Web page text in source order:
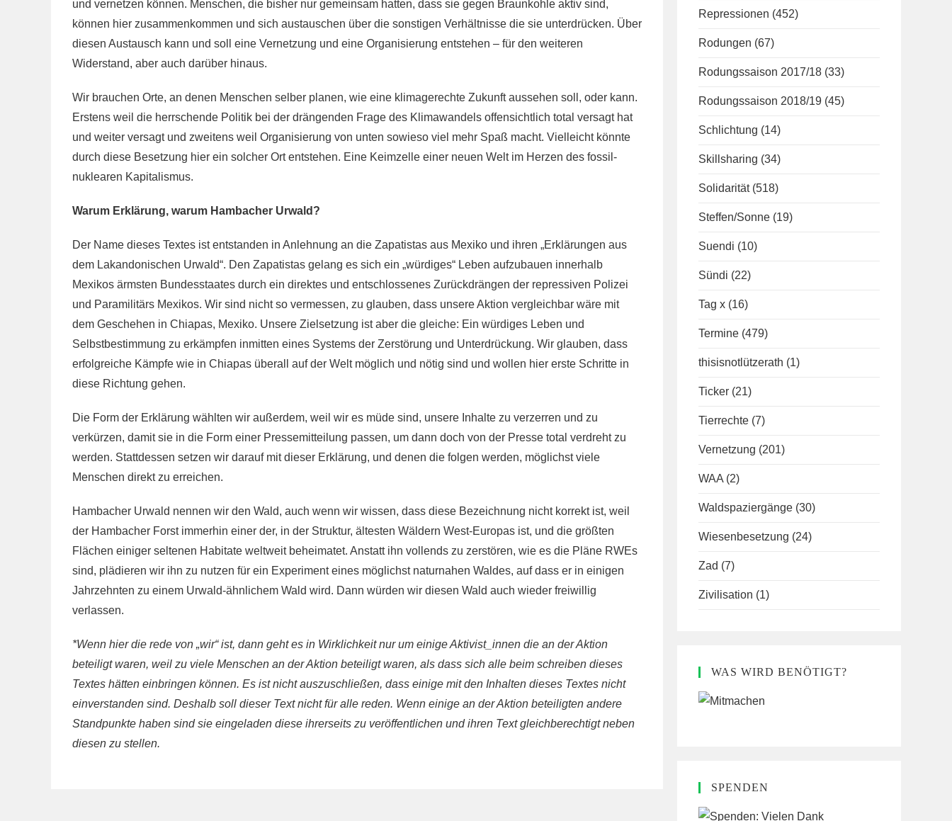
und vernetzen können. Menschen, die bisher nur gemeinsam hatten, dass sie gegen Braunkohle aktiv sind,
können hier zusammenkommen und sich austauschen über die sonstigen Verhältnisse die sie unterdrücken. Über
diesen Austausch kann und soll eine Vernetzung und eine Organisierung entstehen – für den weiteren
Widerstand, aber auch darüber hinaus.
Wir brauchen Orte, an denen Menschen selber planen, wie eine klimagerechte Zukunft aussehen soll, oder kann.
Erstens weil die herrschende Politik bei der drängenden Frage des Klimawandels offensichtlich total versagt hat
und weiter versagt und zweitens weil Organisierung von unten sowieso viel mehr Spaß macht. Vielleicht könnte
durch diese Besetzung hier ein solcher Ort entstehen. Eine Keimzelle einer neuen Welt im Herzen des fossil-
nuklearen Kapitalismus.
Warum Erklärung, warum Hambacher Urwald?
Der Name dieses Textes ist entstanden in Anlehnung an die Zapatistas aus Mexiko und ihren „Erklärungen aus
dem Lakandonischen Urwald“. Den Zapatistas gelang es sich ein „würdiges“ Leben aufzubauen innerhalb
Mexikos ärmsten Bundesstaates durch ein direktes und entschlossenes Zurückdrängen der repressiven Polizei
und Paramilitärs Mexikos. Wir sind nicht so vermessen, zu glauben, dass unsere Aktion vergleichbar wäre mit
dem Geschehen in Chiapas, Mexiko. Unsere Zielsetzung ist aber die gleiche: Ein würdiges Leben und
Selbstbestimmung zu erkämpfen inmitten eines Systems der Zerstörung und Unterdrückung. Wir glauben, dass
erfolgreiche Kämpfe wie in Chiapas überall auf der Welt möglich und nötig sind und wollen hier erste Schritte in
diese Richtung gehen.
Die Form der Erklärung wählten wir außerdem, weil wir es müde sind, unsere Inhalte zu verzerren und zu
verkürzen, damit sie in die Form einer Pressemitteilung passen, um dann doch von der Presse total verdreht zu
werden. Stattdessen setzen wir darauf mit dieser Erklärung, und denen die folgen werden, möglichst viele
Menschen direkt zu erreichen.
Hambacher Urwald nennen wir den Wald, auch wenn wir wissen, dass diese Bezeichnung nicht korrekt ist, weil
der Hambacher Forst immerhin einer der, in der Struktur, ältesten Wäldern West-Europas ist, und die größten
Flächen einiger seltenen Habitate weltweit beheimatet. Anstatt ihn vollends zu zerstören, wie es die Pläne RWEs
sind, plädieren wir ihn zu nutzen für ein Experiment eines möglichst naturnahen Waldes, auf dass er in einigen
Jahrzehnten zu einem Urwald-ähnlichem Wald wird. Dann würden wir diesen Wald auch wieder freiwillig
verlassen.
*Wenn hier die rede von „wir“ ist, dann geht es in Wirklichkeit nur um einige Aktivist_innen die an der Aktion
beteiligt waren, weil zu viele Menschen an der Aktion beteiligt waren, als dass sich alle beim schreiben dieses
Textes hätten einbringen können. Es ist nicht auszuschließen, dass einige mit den Inhalten dieses Textes nicht
einverstanden sind. Deshalb soll dieser Text nicht für alle reden. Wenn einige an der Aktion beteiligten andere
Standpunkte haben sind sie eingeladen diese ihrerseits zu veröffentlichen und ihren Text gleichberechtigt neben
diesen zu stellen.
Repressionen (452)
Rodungen (67)
Rodungssaison 2017/18 (33)
Rodungssaison 2018/19 (45)
Schlichtung (14)
Skillsharing (34)
Solidarität (518)
Steffen/Sonne (19)
Suendi (10)
Sündi (22)
Tag x (16)
Termine (479)
thisisnotlützerath (1)
Ticker (21)
Tierrechte (7)
Vernetzung (201)
WAA (2)
Waldspaziergänge (30)
Wiesenbesetzung (24)
Zad (7)
Zivilisation (1)
WAS WIRD BENÖTIGT?
SPENDEN